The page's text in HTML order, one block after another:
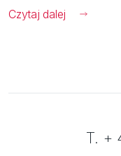
Czytaj dalej
T. +